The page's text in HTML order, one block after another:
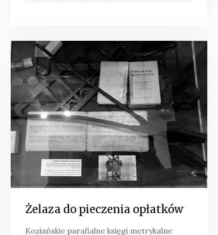
Żelaza do pieczenia opłatków
Koziańskie parafialne księgi metrykalne